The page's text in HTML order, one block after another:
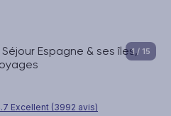
1/ 15
Excellent (3992 avis)